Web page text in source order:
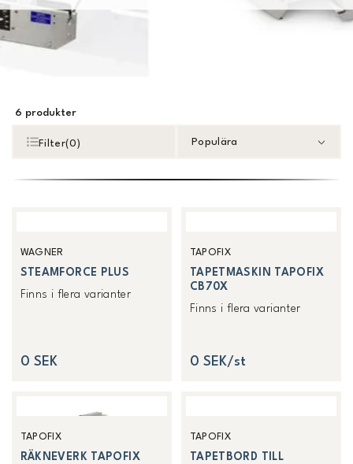
6 produkter
Filter(0) Populära
WAGNER
STEAMFORCE PLUS
Finns i flera varianter
0 SEK
TAPOFIX
TAPETMASKIN TAPOFIX
CB70X
Finns i flera varianter
0 SEK/st
TAPOFIX
RÄKNEVERK TAPOFIX
TAPOFIX
TAPETBORD TILL